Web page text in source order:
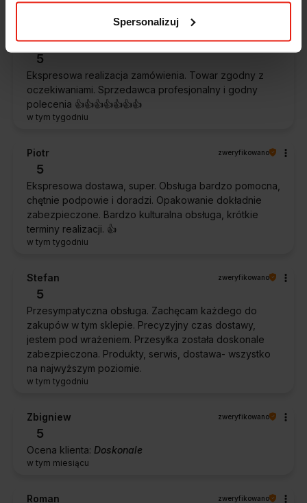
Spersonalizuj
w tym tygodniu
Magdalena zweryfikowano
5
Ekspresowa realizacja zamówienia. Towar zgodny z
oczekiwaniami. Sprzedawca profesjonalny i godny
polecenia 👍️👍️👍️👍️👍️👍️👍️
w tym tygodniu
Piotr zweryfikowano
5
Ekspresowa dostawa, super. Obsługa bardzo pomocna,
chętnie podpowie i doradzi. Opakowanie dokładnie
zabezpieczone. Bardzo kulturalna obsługa, krótkie
terminy realizacji. 👍️
w tym tygodniu
Stefan zweryfikowano
5
Przesympatyczna obsługa. Zachęcam każdego do
zakupów w tym sklepie. Precyzyjny czas dostawy,
jestem pod wrażeniem. Przesyłka została doskonale
zabezpieczona. Produkty, serwis, dostawa- wszystko
na najwyższym poziomie.
w tym tygodniu
Zbigniew zweryfikowano
5
Ocena klienta: Doskonale
w tym miesiącu
Roman zweryfikowano